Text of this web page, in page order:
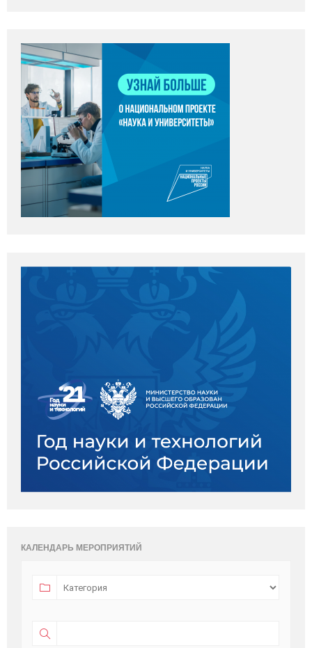
КАЛЕНДАРЬ МЕРОПРИЯТИЙ